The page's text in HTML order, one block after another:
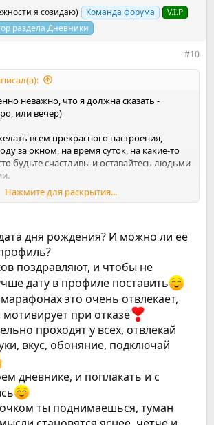
я созидаю) Команда форума
V.I.P
раздела Дневники
#10
неважно, что я должна сказать -
или вечер)
всем прекрасного настроения,
за окном, на время суток, на какие-то
будьте счастливы и оставайтесь людьми
я сижу на подобных форумах, но думаю,
зря. Сегодня, 23 апреля 2026 года, я
курить навсегда.
начинала этот путь с покуривания
как раз было популярно в те годы.
первый вейп, как щас помню, это
могу сказать, что была какая-то
время, больше как игрушка. Потом какое-
вообще (даже не помню, как перестала
Но спустя наверное полгода-год в
сигареты… тоже хотела просто
что не затянет, а оно кааак
поехало((( знала бы, что это будет
не стала бы баловаться. Спустя пару лет
так как надоело каждый раз выходить на
сигаретами, уж лучше вонять
Нажмите для раскрытия...
дня рождения? И можно ли её
поздравляют, и чтобы не
дату в профиле поставить
это очень отвлекает,
при отказе
проходят у всех, отвлекай
вкус, обоняние, подключай
дневнике, и поплакать и с
ты поднимаешься, туман